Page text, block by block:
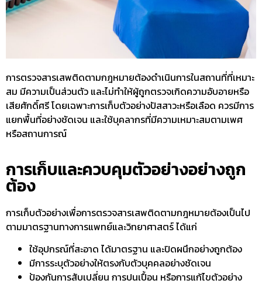
การตรวจสารเสพติดตามกฎหมายต้องดำเนินการในสถานที่ที่เหมาะ
สม มีความเป็นส่วนตัว และไม่ทำให้ผู้ถูกตรวจเกิดความอับอายหรือ
เสียศักดิ์ศรี โดยเฉพาะการเก็บตัวอย่างปัสสาวะหรือเลือด ควรมีการ
แยกพื้นที่อย่างชัดเจน และใช้บุคลากรที่มีความเหมาะสมตามเพศ
หรือสถานการณ์
การเก็บและควบคุมตัวอย่างอย่างถูก
ต้อง
การเก็บตัวอย่างเพื่อการตรวจสารเสพติดตามกฎหมายต้องเป็นไป
ตามมาตรฐานทางการแพทย์และวิทยาศาสตร์ ได้แก่
ใช้อุปกรณ์ที่สะอาด ได้มาตรฐาน และปิดผนึกอย่างถูกต้อง
มีการระบุตัวอย่างให้ตรงกับตัวบุคคลอย่างชัดเจน
ป้องกันการสับเปลี่ยน การปนเปื้อน หรือการแก้ไขตัวอย่าง